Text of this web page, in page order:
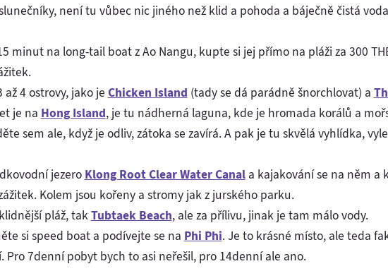
není tu vůbec nic jiného než klid a pohoda a báječně čistá
minut na long-tail boat z Ao Nangu, kupte si jej přímo na pláži za 300
4 ostrovy, jako je Chicken Island (tady se dá parádně šnorchlovat) a
je na Hong Island, je tu nádherná laguna, kde je hromada korálů a
sem ale, když je odliv, zátoka se zavírá. A pak je tu skvělá vyhlídka,
jezero Klong Root Clear Water Canala kajakování se na něm a
Kolem jsou kořeny a stromy jak z jurského parku.
pláž, takTubtaek Beach, ale za přílivu, jinak je tam málo vody.
si speed boat a podívejte se na Phi Phi. Je to krásné místo, ale teda
Pro 7denní pobyt bych to asi neřešil, pro 14denní ale ano.